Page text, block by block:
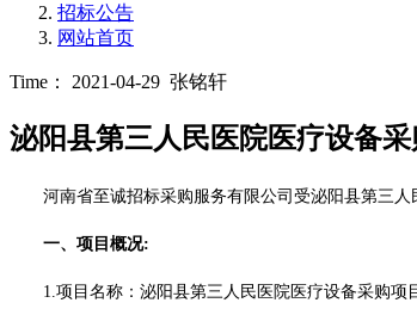
招标公告
网站首页
Time： 2021-04-29 张铭轩
泌阳县第三人民医院医疗设备
河南省至诚招标采购服务有限公司受泌阳县第三
一、项目概况:
1.项目名称：泌阳县第三人民医院医疗设备采购项